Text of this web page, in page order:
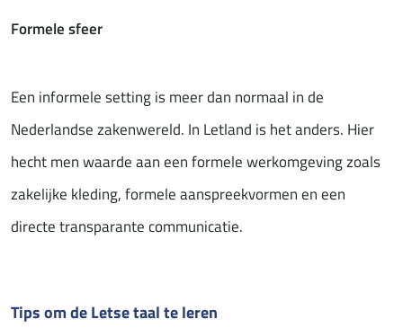
Formele sfeer
Een informele setting is meer dan normaal in de
Nederlandse zakenwereld. In Letland is het anders. Hier
hecht men waarde aan een formele werkomgeving zoals
zakelijke kleding, formele aanspreekvormen en een
directe transparante communicatie.
Tips om de Letse taal te leren